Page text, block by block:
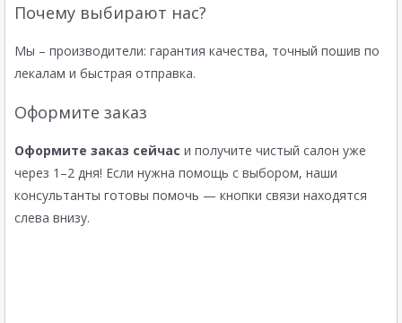
Почему выбирают нас?
Мы – производители: гарантия качества, точный пошив по
лекалам и быстрая отправка.
Оформите заказ
Оформите заказ сейчас и получите чистый салон уже
через 1–2 дня! Если нужна помощь с выбором, наши
консультанты готовы помочь — кнопки связи находятся
слева внизу.